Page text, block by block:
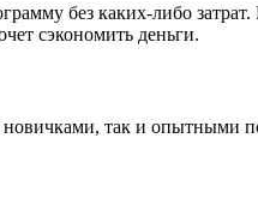
без каких-либо
сэкономить деньги.
так и опытными